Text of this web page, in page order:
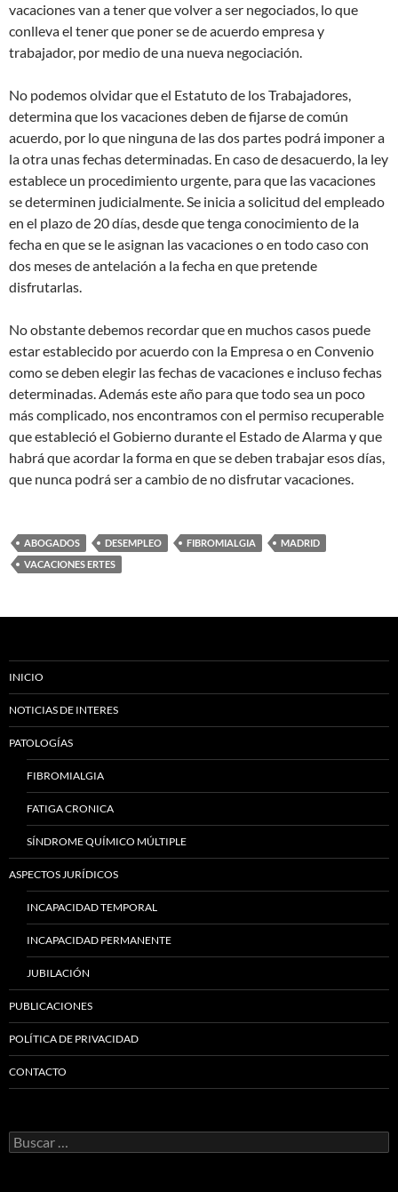
vacaciones van a tener que volver a ser negociados, lo que
conlleva el tener que poner se de acuerdo empresa y
trabajador, por medio de una nueva negociación.
No podemos olvidar que el Estatuto de los Trabajadores,
determina que los vacaciones deben de fijarse de común
acuerdo, por lo que ninguna de las dos partes podrá imponer a
la otra unas fechas determinadas. En caso de desacuerdo, la ley
establece un procedimiento urgente, para que las vacaciones
se determinen judicialmente. Se inicia a solicitud del empleado
en el plazo de 20 días, desde que tenga conocimiento de la
fecha en que se le asignan las vacaciones o en todo caso con
dos meses de antelación a la fecha en que pretende
disfrutarlas.
No obstante debemos recordar que en muchos casos puede
estar establecido por acuerdo con la Empresa o en Convenio
como se deben elegir las fechas de vacaciones e incluso fechas
determinadas. Además este año para que todo sea un poco
más complicado, nos encontramos con el permiso recuperable
que estableció el Gobierno durante el Estado de Alarma y que
habrá que acordar la forma en que se deben trabajar esos días,
que nunca podrá ser a cambio de no disfrutar vacaciones.
ABOGADOS DESEMPLEO FIBROMIALGIA
MADRID
VACACIONES ERTES
INICIO
NOTICIAS DE INTERES
PATOLOGÍAS
FIBROMIALGIA
FATIGA CRONICA
SÍNDROME QUÍMICO MÚLTIPLE
ASPECTOS JURÍDICOS
INCAPACIDAD TEMPORAL
INCAPACIDAD PERMANENTE
JUBILACIÓN
PUBLICACIONES
POLÍTICA DE PRIVACIDAD
CONTACTO
Buscar: